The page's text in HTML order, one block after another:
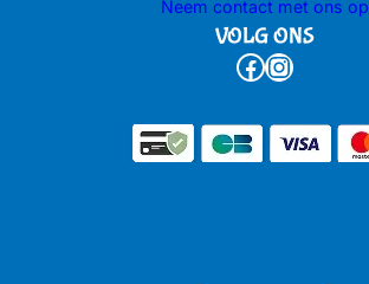
Neem contact met ons op
VOLG ONS
Facebook Instagram